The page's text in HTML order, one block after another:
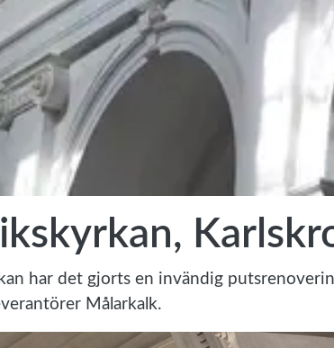
har det gjorts en invändig
Målarkalk.